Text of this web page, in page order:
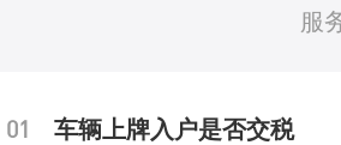
服
01 车辆上牌入户是否交税